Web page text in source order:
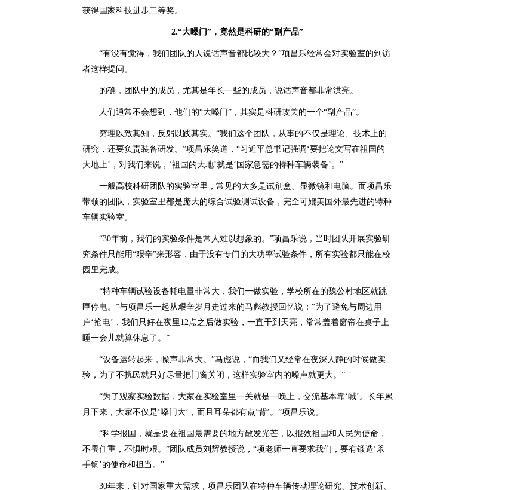
获得国家科技进步二等奖。
2.“大嗓门”，竟然是科研的“副产品”
“有没有觉得，我们团队的人说话声音都比较大？”项昌乐经常会对实验室的到访
者这样提问。
的确，团队中的成员，尤其是年长一些的成员，说话声音都非常洪亮。
人们通常不会想到，他们的“大嗓门”，其实是科研攻关的一个“副产品”。
穷理以致其知，反躬以践其实。“我们这个团队，从事的不仅是理论、技术上的
研究，还要负责装备研发。”项昌乐笑道，“习近平总书记强调‘要把论文写在祖国的
大地上’，对我们来说，‘祖国的大地’就是‘国家急需的特种车辆装备’。”
一般高校科研团队的实验室里，常见的大多是试剂盒、显微镜和电脑。而项昌乐
带领的团队，实验室里都是庞大的综合试验测试设备，完全可媲美国外最先进的特种
车辆实验室。
“30年前，我们的实验条件是常人难以想象的。”项昌乐说，当时团队开展实验研
究条件只能用“艰辛”来形容，由于没有专门的大功率试验条件，所有实验都只能在校
园里完成。
“特种车辆试验设备耗电量非常大，我们一做实验，学校所在的魏公村地区就跳
匣停电。”与项昌乐一起从艰辛岁月走过来的马彪教授回忆说：“为了避免与周边用
户‘抢电’，我们只好在夜里12点之后做实验，一直干到天亮，常常盖着窗帘在桌子上
睡一会儿就算休息了。”
“设备运转起来，噪声非常大。”马彪说，“而我们又经常在夜深人静的时候做实
验，为了不扰民就只好尽量把门窗关闭，这样实验室内的噪声就更大。”
“为了观察实验数据，大家在实验室里一关就是一晚上，交流基本靠‘喊’。长年累
月下来，大家不仅是‘嗓门大’，而且耳朵都有点‘背’。”项昌乐说。
“科学报国，就是要在祖国最需要的地方散发光芒，以报效祖国和人民为使命，
不畏任重，不惧时艰。”团队成员刘辉教授说，“项老师一直要求我们，要有锻造‘杀
手锏’的使命和担当。”
30年来，针对国家重大需求，项昌乐团队在特种车辆传动理论研究、技术创新、